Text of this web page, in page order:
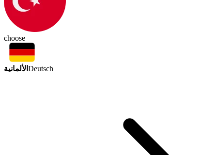
choose
الألمانية Deutsch